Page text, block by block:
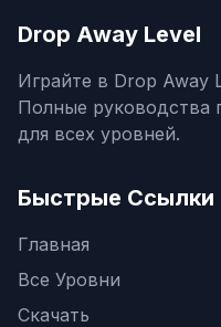
Drop Away Level
Играйте в Drop Away
Полные
для всех уровней.
Быстрые Ссылки
Главная
Все Уровни
Скачать